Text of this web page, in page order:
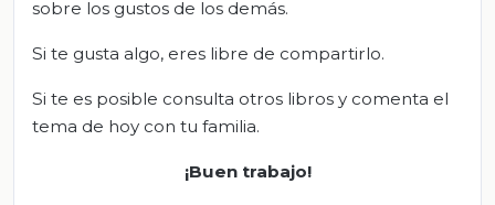
sobre los gustos de los demás.
Si te gusta algo, eres libre de compartirlo.
Si te es posible consulta otros libros y comenta el
tema de hoy con tu familia.
¡Buen trabajo!